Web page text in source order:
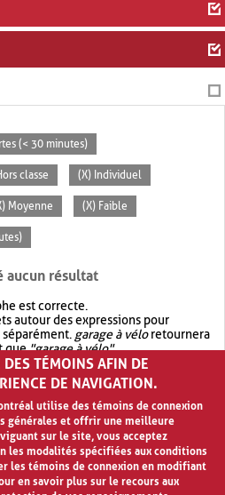
(< 30 minutes)
classe (X) Individuel
Moyenne (X) Faible
aucun résultat
est correcte.
autour des expressions pour
garage à véloretournera
que"garage à vélo".
recherche avec OR.garage OR vélo
de résultat quegarage à vélo
TÉMOINS AFIN DE
DE NAVIGATION.
utilise des témoins de connexion
générales et offrir une meilleure
sur le site, vous acceptez
les modalités spécifiées aux conditions
les témoins de connexion en modifiant
en savoir plus sur le recours aux